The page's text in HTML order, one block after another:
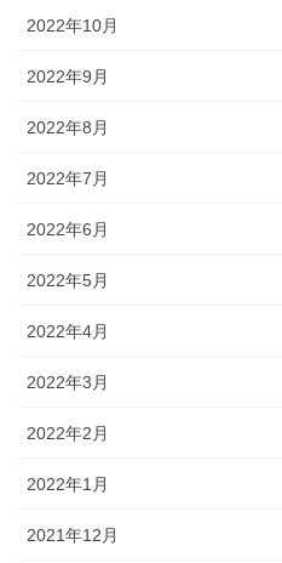
2022年10月
2022年9月
2022年8月
2022年7月
2022年6月
2022年5月
2022年4月
2022年3月
2022年2月
2022年1月
2021年12月